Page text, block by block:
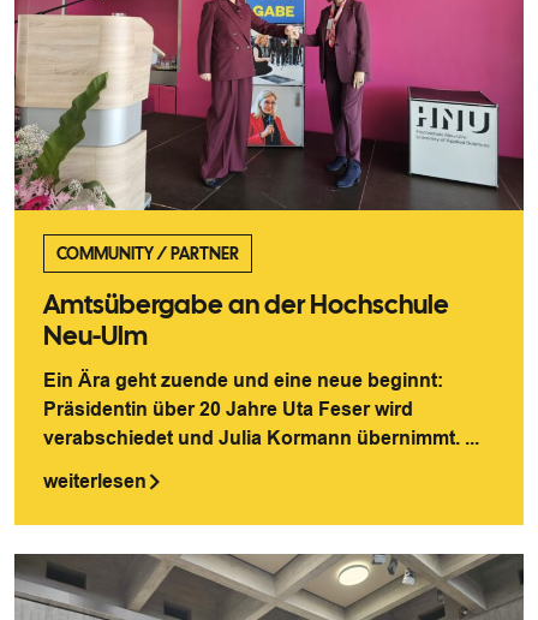
COMMUNITY/PARTNER
Amtsübergabe an der Hochschule
Neu-Ulm
Ein Ära geht zuende und eine neue beginnt:
Präsidentin über 20 Jahre Uta Feser wird
verabschiedet und Julia Kormann übernimmt. ...
weiterlesen